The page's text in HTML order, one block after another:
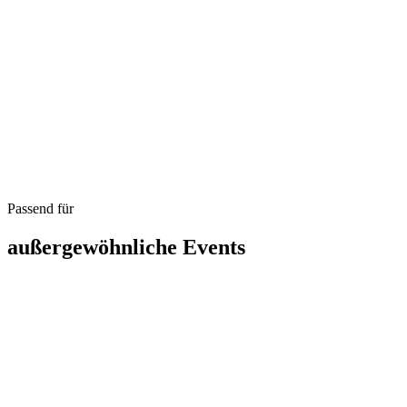
Passend für
außergewöhnliche Events